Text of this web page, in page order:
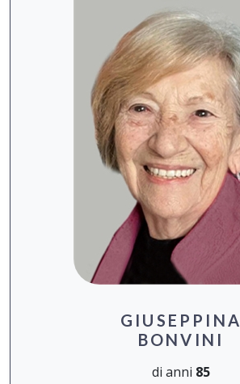
GIUSEPPINA
BONVINI
di anni 85